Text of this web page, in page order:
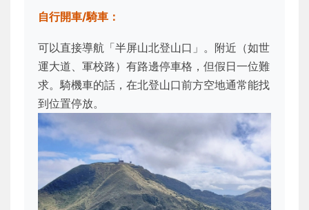
自行開車/騎車：
可以直接導航「半屏山北登山口」。附近（如世
運大道、軍校路）有路邊停車格，但假日一位難
求。騎機車的話，在北登山口前方空地通常能找
到位置停放。